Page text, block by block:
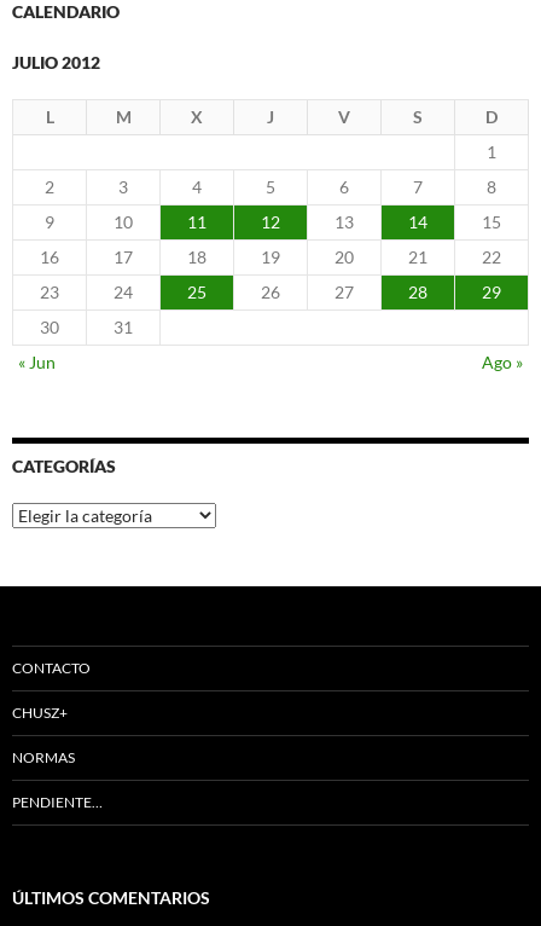
CALENDARIO
JULIO 2012
L M X J V S
D
1
2
3 4 5 6 7
8
9
10 11 12 13 14
15
16
17 18 19 20 21
22
23
24 25 26 27 28
29
30
31
« Jun
Ago »
CATEGORÍAS
Categorías
CONTACTO
CHUSZ+
NORMAS
PENDIENTE…
ÚLTIMOS COMENTARIOS